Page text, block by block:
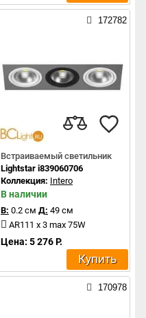
172782
Встраиваемый светильник
Lightstar i839060706
Коллекция: Intero
В наличии
В: 0.2 см Д: 49 см
AR111 x 3 max 75W
Цена: 5 276 Р.
Купить
170978